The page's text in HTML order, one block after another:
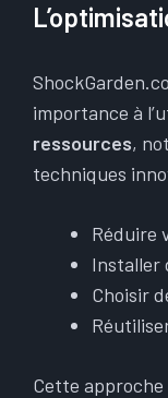
importance à
ressources,
techniques
Réduire
Installer
Choisir
Cette